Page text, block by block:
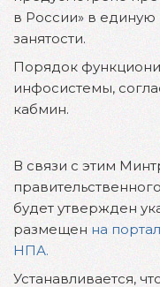
в России» в
занятости.
Порядок
инфосистемы,
кабмин.
В связи с этим
будет утвержден
размещен на
НПА.
Устанавливается,